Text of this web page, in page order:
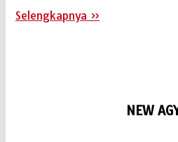
Selengkapnya »
NEW